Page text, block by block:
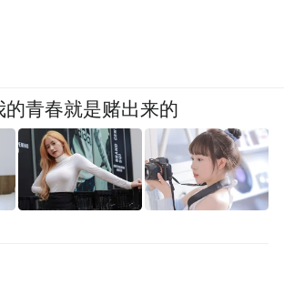
的青春就是赌出来的